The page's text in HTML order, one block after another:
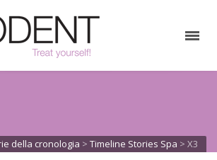
della cronologia > Timeline Stories Spa > X3